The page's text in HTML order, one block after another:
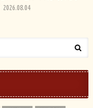
2026.08.04